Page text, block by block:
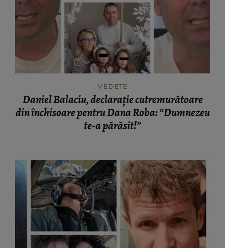
VEDETE
Daniel Balaciu, declarație cutremurătoare
din închisoare pentru Dana Roba: “Dumnezeu
te-a părăsit!”